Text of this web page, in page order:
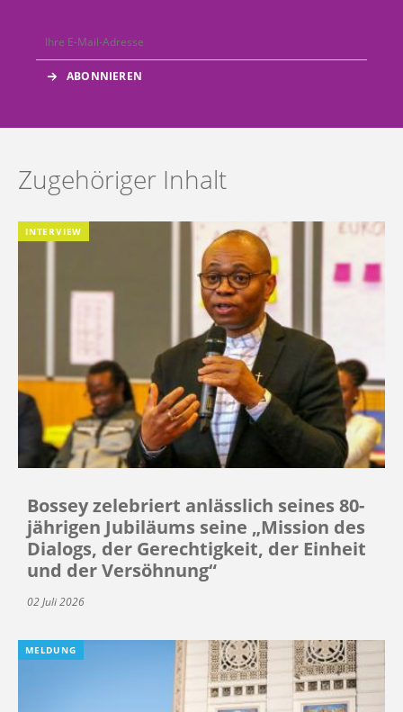
Zugehöriger Inhalt
INTERVIEW
Bossey zelebriert anlässlich seines 80-
jährigen Jubiläums seine „Mission des
Dialogs, der Gerechtigkeit, der Einheit
und der Versöhnung“
02 Juli 2026
MELDUNG